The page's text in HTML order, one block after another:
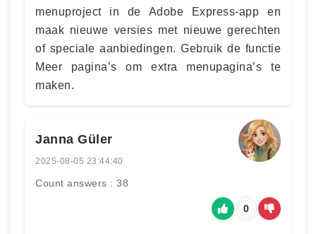
menuproject in de Adobe Express-app en
maak nieuwe versies met nieuwe gerechten
of speciale aanbiedingen. Gebruik de functie
Meer pagina’s om extra menupagina’s te
maken.
Janna Güler
2025-08-05 23:44:40
Count answers : 38
0